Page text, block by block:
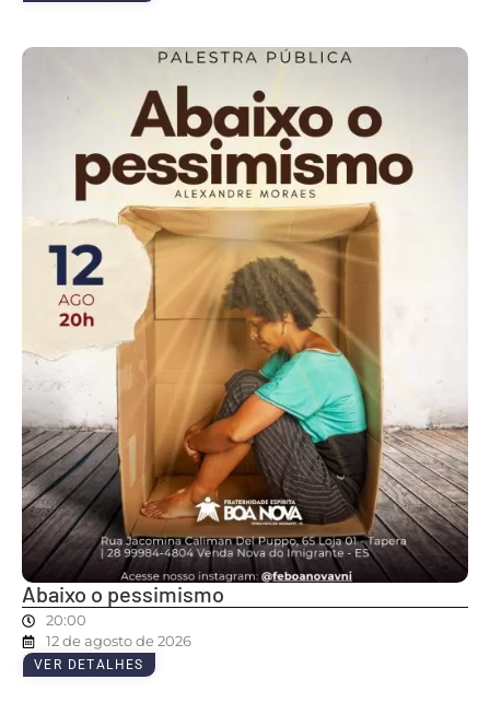
Abaixo o pessimismo
20:00
12 de agosto de 2026
VER DETALHES